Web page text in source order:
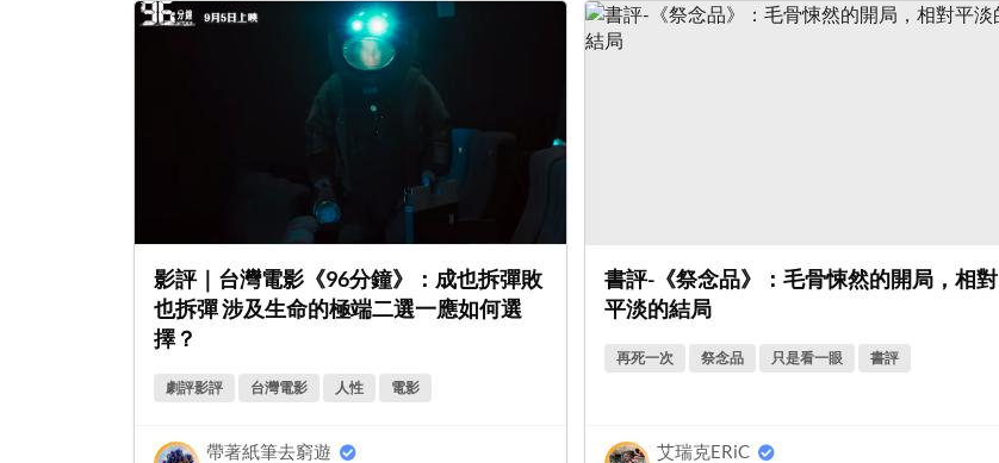
影評｜台灣電影《96分鐘》：成也拆彈敗
也拆彈 涉及生命的極端二選一應如何選
擇？
劇評影評 台灣電影 人性 電影
帶著紙筆去窮遊
書評-《祭念品》：毛骨悚然的開局，相對
平淡的結局
再死一次 祭念品 只是看一眼 書評
艾瑞克ERiC